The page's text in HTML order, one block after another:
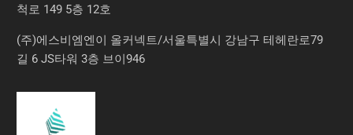
척로 149 5층 12호
(주)에스비엠엔이 올커넥트/서울특별시 강남구 테헤란로79
길 6 JS타워 3층 브이946